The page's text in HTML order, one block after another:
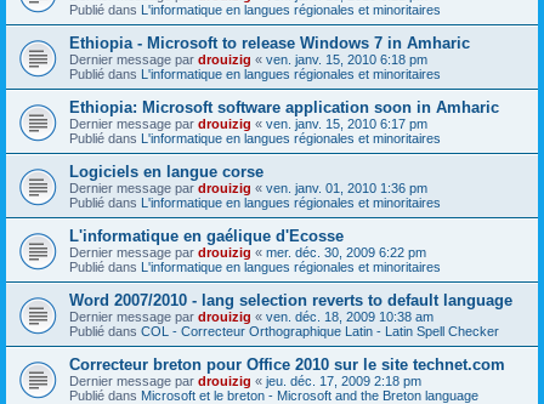
Publié dans L'informatique en langues régionales et minoritaires
Ethiopia - Microsoft to release Windows 7 in Amharic
Dernier message par drouizig « ven. janv. 15, 2010 6:18 pm
Publié dans L'informatique en langues régionales et minoritaires
Ethiopia: Microsoft software application soon in Amharic
Dernier message par drouizig « ven. janv. 15, 2010 6:17 pm
Publié dans L'informatique en langues régionales et minoritaires
Logiciels en langue corse
Dernier message par drouizig « ven. janv. 01, 2010 1:36 pm
Publié dans L'informatique en langues régionales et minoritaires
L'informatique en gaélique d'Ecosse
Dernier message par drouizig « mer. déc. 30, 2009 6:22 pm
Publié dans L'informatique en langues régionales et minoritaires
Word 2007/2010 - lang selection reverts to default language
Dernier message par drouizig « ven. déc. 18, 2009 10:38 am
Publié dans COL - Correcteur Orthographique Latin - Latin Spell Checker
Correcteur breton pour Office 2010 sur le site technet.com
Dernier message par drouizig « jeu. déc. 17, 2009 2:18 pm
Publié dans Microsoft et le breton - Microsoft and the Breton language